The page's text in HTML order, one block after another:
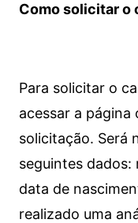
Como solicitar o
Para solicitar o
acessar a
solicitação. Será
seguintes dados:
data de
realizado uma